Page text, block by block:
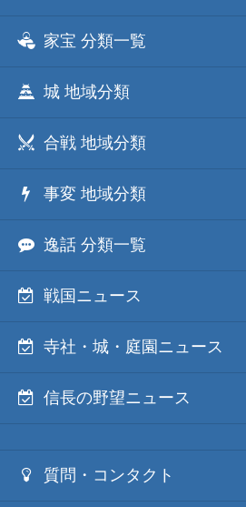
家宝 分類一覧
城 地域分類
合戦 地域分類
事変 地域分類
逸話 分類一覧
戦国ニュース
寺社・城・庭園ニュース
信長の野望ニュース
質問・コンタクト